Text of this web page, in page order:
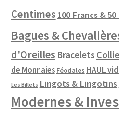
Centimes 100 Francs & 50
Bagues &
d'Oreilles Bracelets
de Monnaies Féodales HAUL
Les Billets Lingots & Lingotins
Modernes &